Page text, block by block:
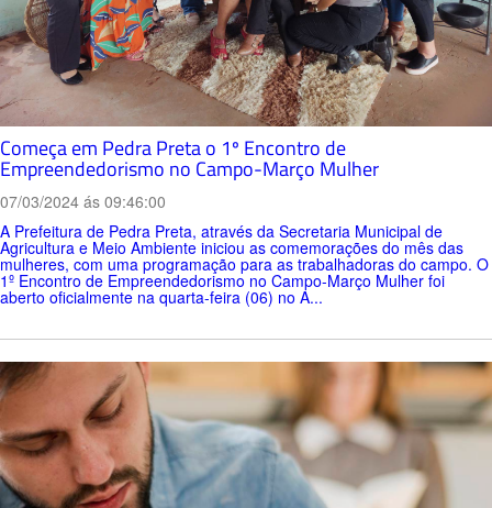
Começa em Pedra Preta o 1º Encontro de
Empreendedorismo no Campo-Março Mulher
07/03/2024 ás 09:46:00
A Prefeitura de Pedra Preta, através da Secretaria Municipal de
Agricultura e Meio Ambiente iniciou as comemorações do mês das
mulheres, com uma programação para as trabalhadoras do campo. O
1º Encontro de Empreendedorismo no Campo-Março Mulher foi
aberto oficialmente na quarta-feira (06) no A...